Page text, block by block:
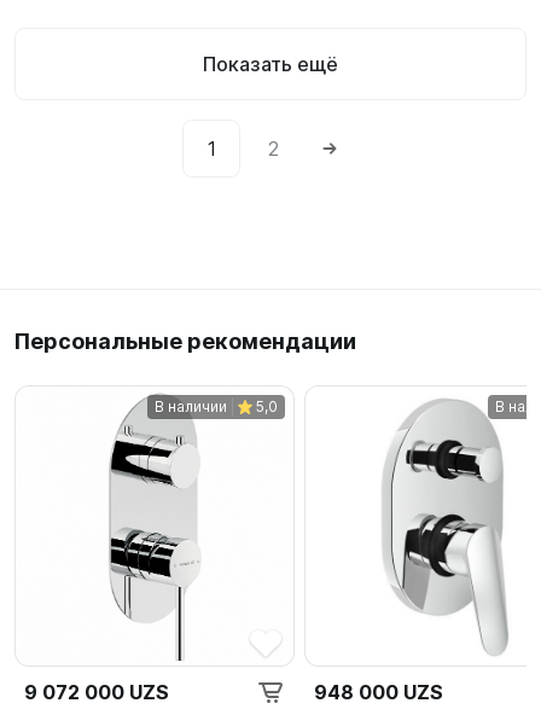
Показать ещё
1 2
Персональные рекомендации
В наличии 5,0
9 072 000 UZS
В
948 000 UZS